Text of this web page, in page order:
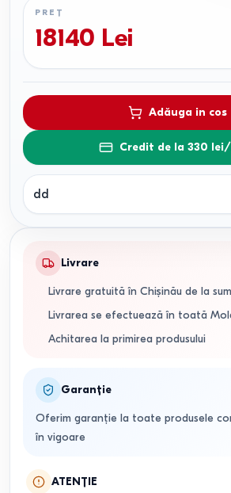
PREȚ
18140 Lei
Adăuga in cos
Credit de la 330
dd
Livrare
Livrare gratuită în Chișinău de la
Livrarea se efectuează în toată
Achitarea la primirea produsului
Garanție
Oferim garanție la toate produsele
în vigoare
ATENȚIE